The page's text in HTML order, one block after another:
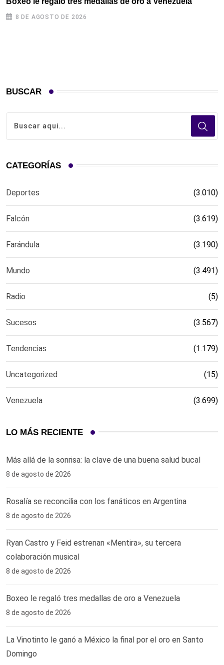
8 DE AGOSTO DE 2026
BUSCAR
CATEGORÍAS
Deportes (3.010)
Falcón (3.619)
Farándula (3.190)
Mundo (3.491)
Radio (5)
Sucesos (3.567)
Tendencias (1.179)
Uncategorized (15)
Venezuela (3.699)
LO MÁS RECIENTE
Más allá de la sonrisa: la clave de una buena salud bucal
8 de agosto de 2026
Rosalía se reconcilia con los fanáticos en Argentina
8 de agosto de 2026
Ryan Castro y Feid estrenan «Mentira», su tercera
colaboración musical
8 de agosto de 2026
Boxeo le regaló tres medallas de oro a Venezuela
8 de agosto de 2026
La Vinotinto le ganó a México la final por el oro en Santo
Domingo